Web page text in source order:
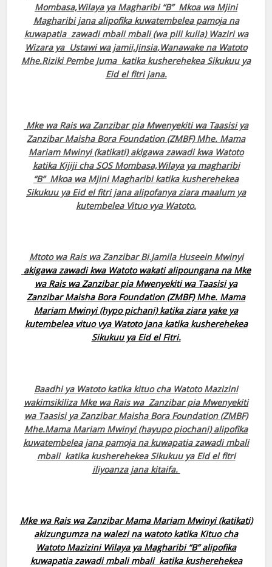
Mombasa,Wilaya ya Magharibi “B” Mkoa wa Mjini
Magharibi jana alipofika kuwatembelea pamoja na
kuwapatia zawadi mbali mbali (wa pili kulia) Waziri wa
Wizara ya Ustawi wa jamii,Jinsia,Wanawake na Watoto
Mhe.Riziki Pembe Juma katika kusherehekea Sikukuu ya
Eid el fitri jana.
Mke wa Rais wa Zanzibar pia Mwenyekiti wa Taasisi ya
Zanzibar Maisha Bora Foundation (ZMBF) Mhe. Mama
Mariam Mwinyi (katikati) akigawa zawadi kwa Watoto
katika Kijiji cha SOS Mombasa,Wilaya ya magharibi
“B” Mkoa wa Mjini Magharibi katika kusherehekea
Sikukuu ya Eid el fitri jana alipofanya ziara maalum ya
kutembelea Vituo vya Watoto.
Mtoto wa Rais wa Zanzibar Bi.Jamila Huseein Mwinyi
akigawa zawadi kwa Watoto wakati alipoungana na Mke
wa Rais wa Zanzibarpia Mwenyekiti wa Taasisi ya
Zanzibar Maisha Bora Foundation (ZMBF) Mhe. Mama
Mariam Mwinyi (hypo pichani) katika ziara yake ya
kutembelea vituo vya Watoto jana katika kusherehekea
Sikukuu ya Eid el Fitri.
Baadhi ya Watoto katika kituo cha Watoto Mazizini
wakimsikiliza Mke wa Rais wa Zanzibar pia Mwenyekiti
wa Taasisi ya Zanzibar Maisha Bora Foundation (ZMBF)
Mhe.Mama Mariam Mwinyi (hayupo piochani) alipofika
kuwatembelea jana pamoja na kuwapatia zawadi mbali
mbali katika kusherehekea Sikukuu ya Eid el fitri
iliyoanza jana kitaifa.
Mke wa Rais wa Zanzibar Mama Mariam Mwinyi (katikati)
akizungumza na walezi na watoto katika Kituo cha
Watoto Mazizini Wilaya ya Magharibi “B” alipofika
kuwapatia zawadi mbali mbali katika kusherehekea